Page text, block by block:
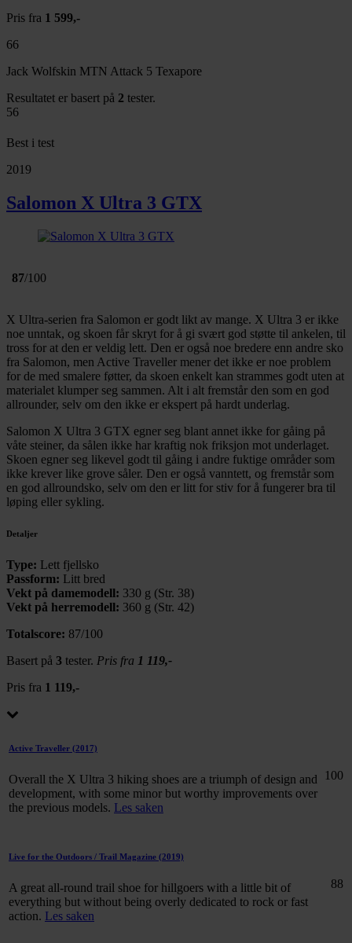
vårt, med partnerne våre innen sosiale medier,
annonsering og analysearbeid, som kan kombinere den
eller som de har samlet inn gjennom din bruk av
tjenestene deres.
Pris fra 1 599,-
66
Jack Wolfskin MTN Attack 5 Texapore
Resultatet er basert på 2 tester.
56
Best i test
2019
Salomon X Ultra 3 GTX
87/100
X Ultra-serien fra Salomon er godt likt av mange. X Ultra 3 er ikke
noe unntak, og skoen får skryt for å gi svært god støtte til ankelen, til
tross for at den er veldig lett. Den er også noe bredere enn andre sko
fra Salomon, men Active Traveller mener det ikke er noe problem
for de med smalere føtter, da skoen enkelt kan strammes godt uten at
materialet klumper seg sammen. Alt i alt fremstår den som en god
allrounder, selv om den ikke er ekspert på hardt underlag.
Salomon X Ultra 3 GTX egner seg blant annet ikke for gåing på
våte steiner, da sålen ikke har kraftig nok friksjon mot underlaget.
Skoen egner seg likevel godt til gåing i andre fuktige områder som
ikke krever like grove såler. Den er også vanntett, og fremstår som
en god allroundsko, selv om den er litt for stiv for å fungerer bra til
løping eller sykling.
Detaljer
Type: Lett fjellsko
Passform: Litt bred
Vekt på damemodell: 330 g (Str. 38)
Vekt på herremodell: 360 g (Str. 42)
Totalscore: 87/100
Basert på 3 tester. Pris fra 1 119,-
Pris fra 1 119,-
Active Traveller (2017)
Overall the X Ultra 3 hiking shoes are a triumph of design and
development, with some minor but worthy improvements over
the previous models. Les saken
100
Live for the Outdoors / Trail Magazine (2019)
A great all-round trail shoe for hillgoers with a little bit of
everything but without being overly dedicated to rock or fast
action. Les saken
88